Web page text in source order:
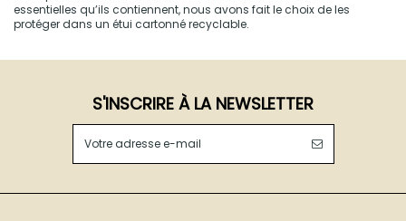
essentielles qu’ils contiennent, nous avons fait le choix de les
protéger dans un étui cartonné recyclable.
S'INSCRIRE À LA NEWSLETTER